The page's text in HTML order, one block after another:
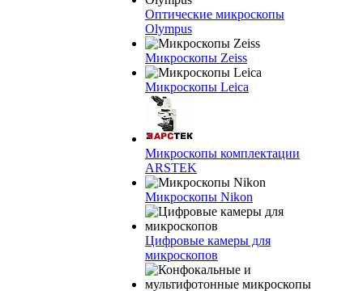
Оптические микроскопы
Olympus
Микроскопы Zeiss
Микроскопы Leica
Микроскопы комплектации
ARSTEK
Микроскопы Nikon
Цифровые камеры для
микроскопов